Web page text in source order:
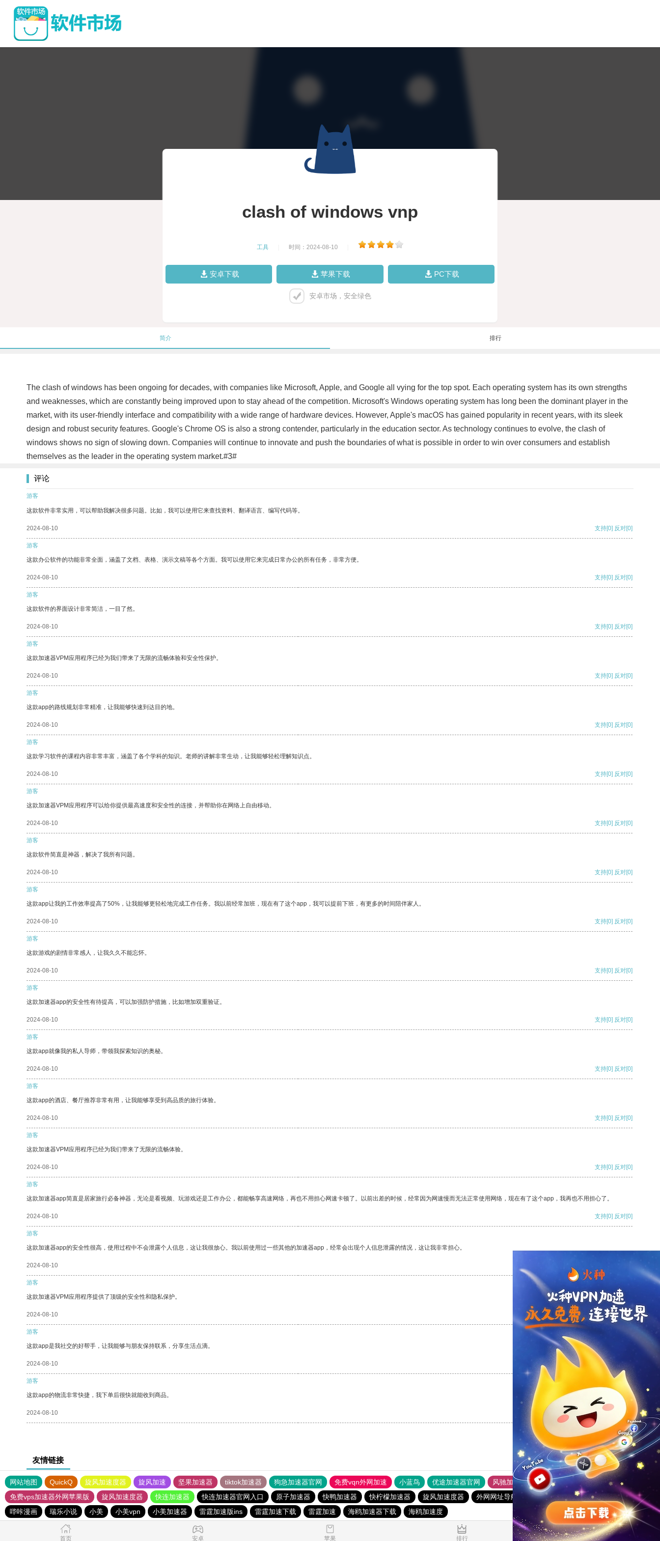
clash of windows vnp
工具 时间：2024-08-10
安卓下载 苹果下载 PC下载
安卓市场，安全绿色
简介 排行
The clash of windows has been ongoing for decades, with companies like Microsoft, Apple, and Google all vying for the top spot. Each operating system has its own strengths
and weaknesses, which are constantly being improved upon to stay ahead of the competition. Microsoft's Windows operating system has long been the dominant player in the
market, with its user-friendly interface and compatibility with a wide range of hardware devices. However, Apple's macOS has gained popularity in recent years, with its sleek
design and robust security features. Google's Chrome OS is also a strong contender, particularly in the education sector. As technology continues to evolve, the clash of
windows shows no sign of slowing down. Companies will continue to innovate and push the boundaries of what is possible in order to win over consumers and establish
themselves as the leader in the operating system market.#3#
评论
游客
这款软件非常实用，可以帮助我解决很多问题。比如，我可以使用它来查找资料、翻译语言、编写代码等。
2024-08-10 支持[0] 反对[0]
游客
这款办公软件的功能非常全面，涵盖了文档、表格、演示文稿等各个方面。我可以使用它来完成日常办公的所有任务，非常方便。
2024-08-10 支持[0] 反对[0]
游客
这款软件的界面设计非常简洁，一目了然。
2024-08-10 支持[0] 反对[0]
游客
这款加速器VPM应用程序已经为我们带来了无限的流畅体验和安全性保护。
2024-08-10 支持[0] 反对[0]
游客
这款app的路线规划非常精准，让我能够快速到达目的地。
2024-08-10 支持[0] 反对[0]
游客
这款学习软件的课程内容非常丰富，涵盖了各个学科的知识。老师的讲解非常生动，让我能够轻松理解知识点。
2024-08-10 支持[0] 反对[0]
游客
这款加速器VPM应用程序可以给你提供最高速度和安全性的连接，并帮助你在网络上自由移动。
2024-08-10 支持[0] 反对[0]
游客
这款软件简直是神器，解决了我所有问题。
2024-08-10 支持[0] 反对[0]
游客
这款app让我的工作效率提高了50%，让我能够更轻松地完成工作任务。我以前经常加班，现在有了这个app，我可以提前下班，有更多的时间陪伴家人。
2024-08-10 支持[0] 反对[0]
游客
这款游戏的剧情非常感人，让我久久不能忘怀。
2024-08-10 支持[0] 反对[0]
游客
这款加速器app的安全性有待提高，可以加强防护措施，比如增加双重验证。
2024-08-10 支持[0] 反对[0]
游客
这款app就像我的私人导师，带领我探索知识的奥秘。
2024-08-10 支持[0] 反对[0]
游客
这款app的酒店、餐厅推荐非常有用，让我能够享受到高品质的旅行体验。
2024-08-10 支持[0] 反对[0]
游客
这款加速器VPM应用程序已经为我们带来了无限的流畅体验。
2024-08-10 支持[0] 反对[0]
游客
这款加速器app简直是居家旅行必备神器，无论是看视频、玩游戏还是工作办公，都能畅享高速网络，再也不用担心网速卡顿了。以前出差的时候，经常因为网速慢而无法正常使用网络，现在有了这个app，我再也不用担心了。
2024-08-10 支持[0] 反对[0]
游客
这款加速器app的安全性很高，使用过程中不会泄露个人信息，这让我很放心。我以前使用过一些其他的加速器app，经常会出现个人信息泄露的情况，这让我非常担心。
2024-08-10
游客
这款加速器VPM应用程序提供了顶级的安全性和隐私保护。
2024-08-10 支持 [0] 反对[0]
游客
这款app是我社交的好帮手，让我能够与朋友保持联系，分享生活点滴。
2024-08-10 支持[0] 反对
游客
这款app的物流非常快捷，我下单后很快就能收到商品。
2024-08-10 支持[0] 反对[0]
友情链接
网站地图 QuickQ 旋风加速度器 旋风加速 坚果加速器 tiktok加速器 狗急加速器官网 免费vqn外网加速 小蓝鸟 优途加速器官网 风驰加速器
旋风加速器
免费vps加速器外网苹果版
旋风加速度器 快连加速器 快连加速器官网入口 原子加速器 快鸭加速器 快柠檬加速器 旋风加速度器 外网网址导航 软件中心 雷霆加速
狂飙加速器
哔咔漫画
瑞乐小说 小美 小美vpn 小美加速器 雷霆加速版ins 雷霆加速下载 雷霆加速 海鸥加速器下载 海鸥加速度
首页 安卓 苹果 排行 推荐